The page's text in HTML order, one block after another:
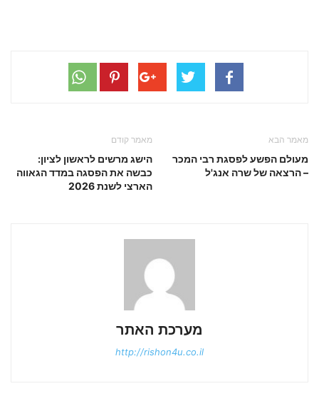
מאמר קודם
הישג מרשים לראשון לציון:
כבשה את הפסגה במדד הגאווה
הארצי לשנת 2026
מאמר הבא
מעולם הפשע לפסגת רבי המכר
– הרצאה של שרה אנג'ל
מערכת האתר
http://rishon4u.co.il